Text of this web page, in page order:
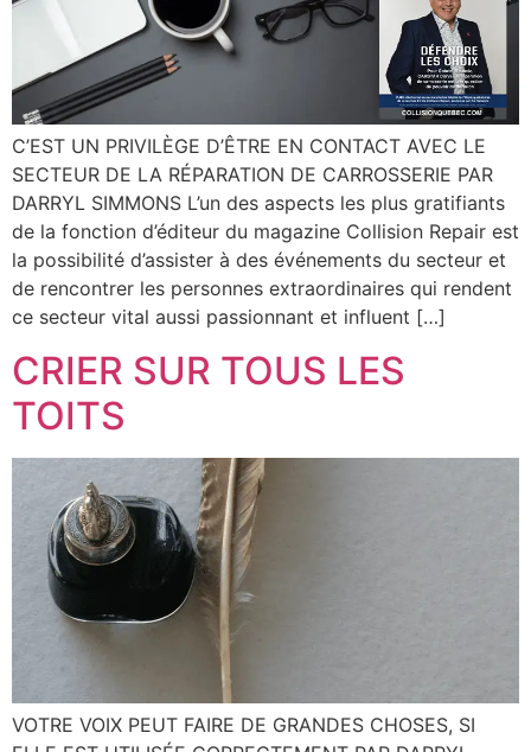
C’EST UN PRIVILÈGE D’ÊTRE EN CONTACT AVEC LE
SECTEUR DE LA RÉPARATION DE CARROSSERIE PAR
DARRYL SIMMONS L’un des aspects les plus gratifiants
de la fonction d’éditeur du magazine Collision Repair est
la possibilité d’assister à des événements du secteur et
de rencontrer les personnes extraordinaires qui rendent
ce secteur vital aussi passionnant et influent […]
CRIER SUR TOUS LES
TOITS
VOTRE VOIX PEUT FAIRE DE GRANDES CHOSES, SI